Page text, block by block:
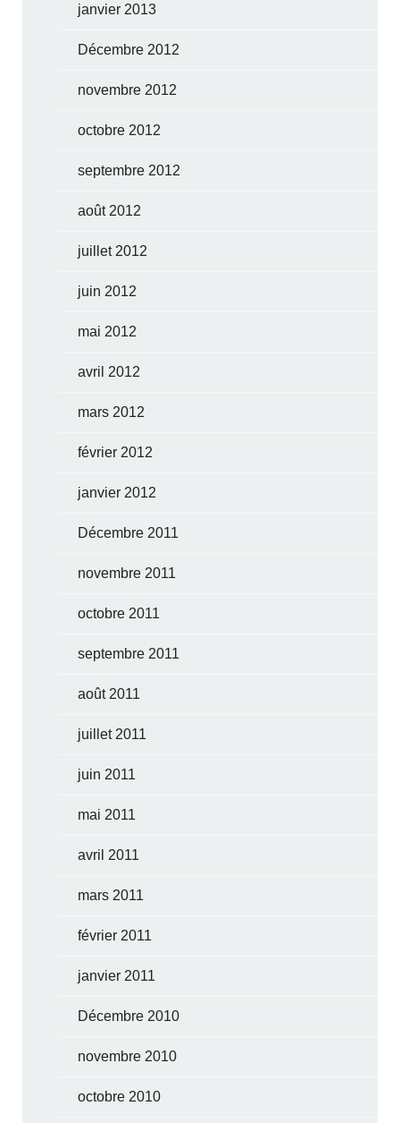
janvier 2013
Décembre 2012
novembre 2012
octobre 2012
septembre 2012
août 2012
juillet 2012
juin 2012
mai 2012
avril 2012
mars 2012
février 2012
janvier 2012
Décembre 2011
novembre 2011
octobre 2011
septembre 2011
août 2011
juillet 2011
juin 2011
mai 2011
avril 2011
mars 2011
février 2011
janvier 2011
Décembre 2010
novembre 2010
octobre 2010